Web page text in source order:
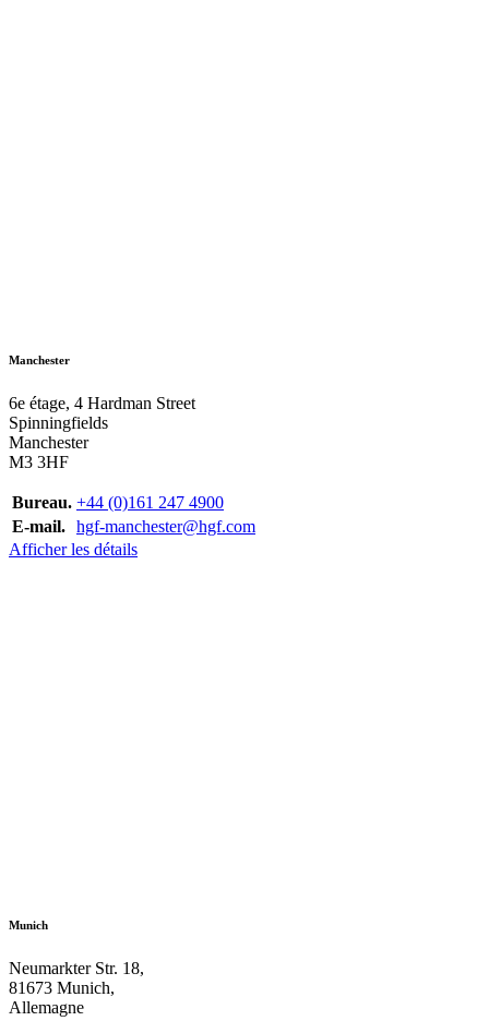
Manchester
6e étage, 4 Hardman Street
Spinningfields
Manchester
M3 3HF
Bureau. +44 (0)161 247 4900
E-mail. hgf-manchester@hgf.com
Afficher les détails
Munich
Neumarkter Str. 18,
81673 Munich,
Allemagne